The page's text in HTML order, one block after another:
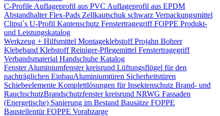
C-Profile Auflageprofil aus PVC Auflageprofil aus EPDM
Abstandhalter Flex-Pads Zellkautschuk schwarz Verpackungsmittel
Clipsi`s U-Profil Kantenschutz Fenstertragegriff FOPPE Produkt-
und Leistungskatalog
Werkzeug + Hilfsmittel Montageklebstoff Projahn Bohrer
Klebeband Klebstoff Reiniger-Pflegemittel Fenstertragegriff
Verbandsmaterial Handschuhe Katalog
Fenster Aluminiumfenster kreisrund Lüftungsflügel für den
nachträglichen Einbau​Aluminiumtüren Sicherheitstüren
Schiebeelemente Komplettlösungen für Insektenschutz Brand- und
Rauchschutz​Brandschutzfenster kreisrund NRWG Fassaden
(Energetische) Sanierung im Bestand Bausätze FOPPE
Baustellentür FOPPE Vorabzarge